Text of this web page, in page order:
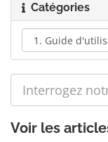
Catégories
Voir les